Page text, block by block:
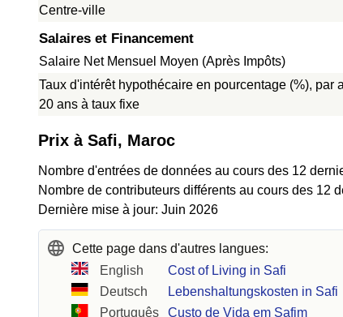
Centre-ville
Salaires et Financement
Salaire Net Mensuel Moyen (Après Impôts)
Taux d'intérêt hypothécaire en pourcentage (%), par
20 ans à taux fixe
Prix à Safi, Maroc
Nombre d'entrées de données au cours des 12
Nombre de contributeurs différents au cours des 12
Dernière mise à jour: Juin 2026
Cette page dans d'autres langues:
English
Cost of Living in Safi
Deutsch
Lebenshaltungskosten in Safi
Português
Custo de Vida em Safim